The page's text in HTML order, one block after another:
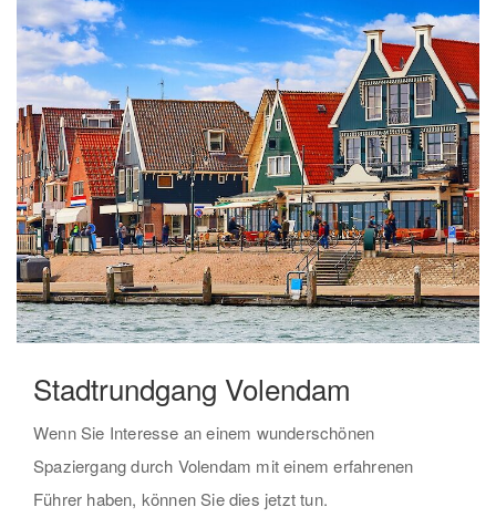
Stadtrundgang Volendam
Wenn Sie Interesse an einem wunderschönen
Spaziergang durch Volendam mit einem erfahrenen
Führer haben, können Sie dies jetzt tun.